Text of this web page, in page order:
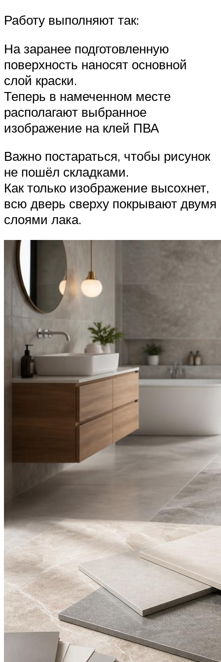
Работу выполняют так:
На заранее подготовленную
поверхность наносят основной
слой краски.
Теперь в намеченном месте
располагают выбранное
изображение на клей ПВА
Важно постараться, чтобы рисунок
не пошёл складками.
Как только изображение высохнет,
всю дверь сверху покрывают двумя
слоями лака.